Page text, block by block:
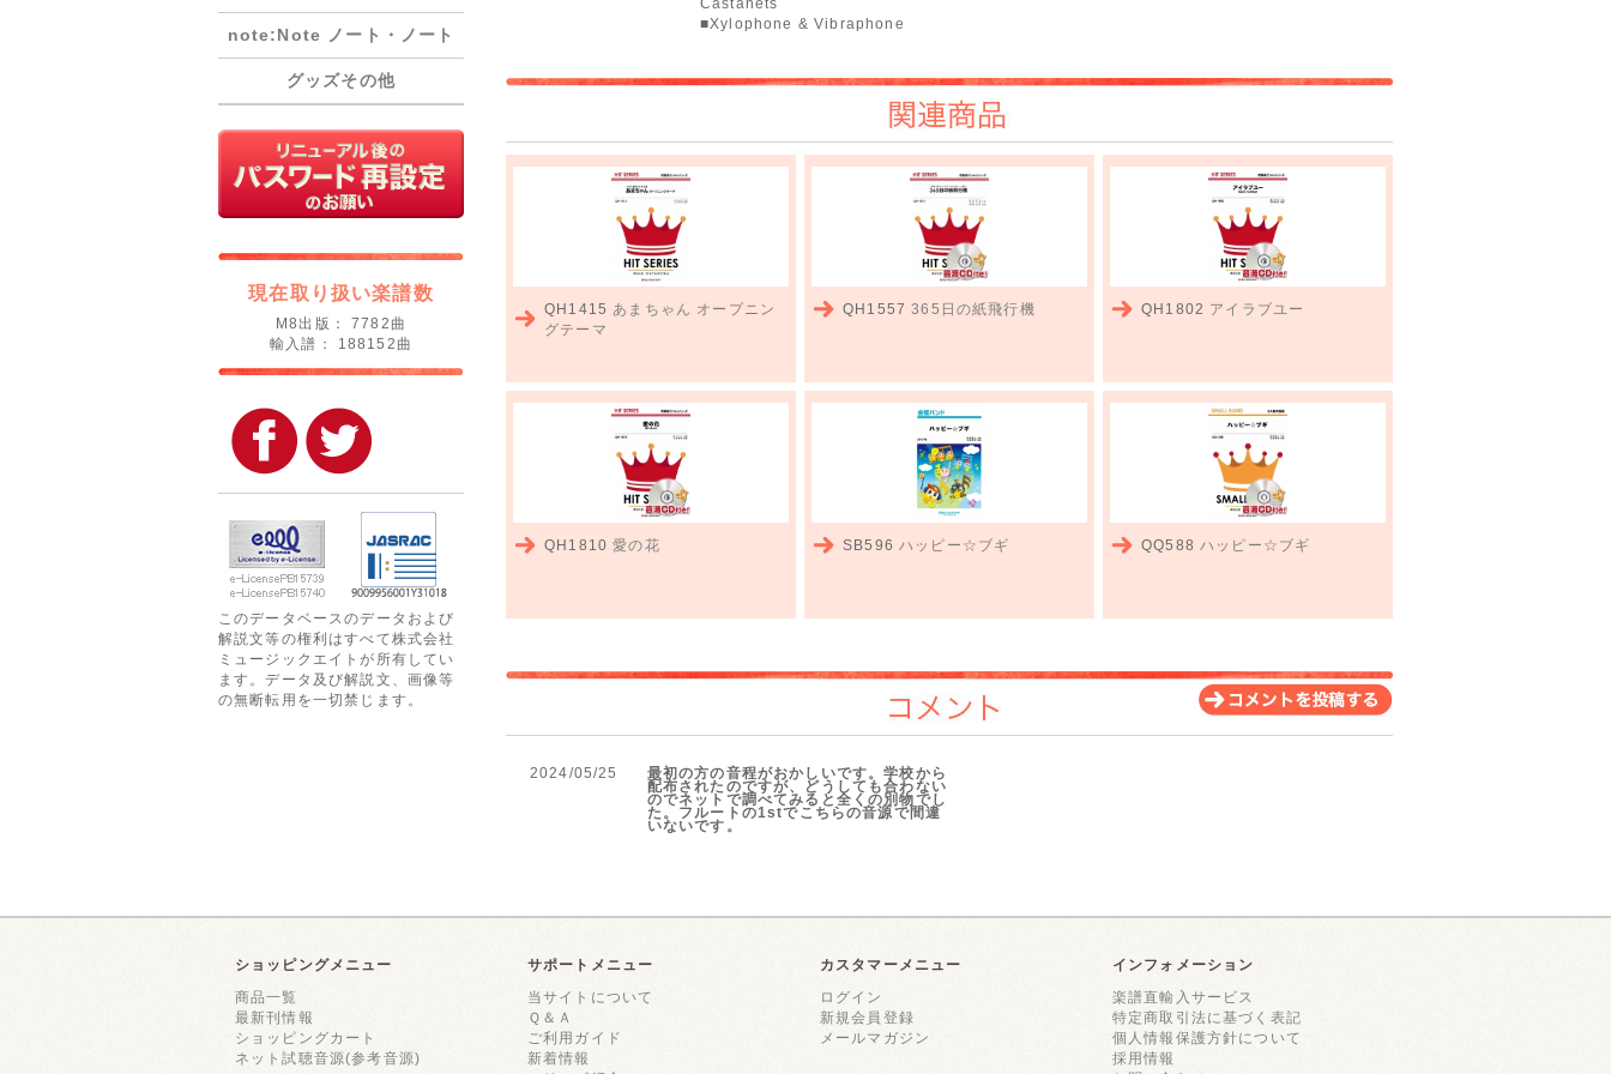
note:Note ノート・ノート
グッズその他
現在取り扱い楽譜数
M8出版： 7782曲
輸入譜： 188152曲
このデータベースのデータおよび
解説文等の権利はすべて株式会社
ミュージックエイトが所有してい
ます。データ及び解説文、画像等
の無断転用を一切禁じます。
■Xylophone & Vibraphone
関連商品
QH1415 あまちゃん オープニン
グテーマ
QH1557365日の紙飛行機 QH1802 アイラブユー
QH1810愛の花 SB596ハッピー☆ブギ QQ588ハッピー☆ブギ
コメント
2024/05/25
最初の方の音程がおかしいです。学校から
配布されたのですが、どうしても合わない
のでネットで調べてみると全くの別物でし
た。フルートの1stでこちらの音源で間違
いないです。
ショッピングメニュー
商品一覧
最新刊情報
ショッピングカート
ネット試聴音源(参考音源)
サポートメニュー
当サイトについて
Ｑ＆Ａ
ご利用ガイド
新着情報
カスタマーメニュー
ログイン
新規会員登録
メールマガジン
インフォメーション
楽譜直輸入サービス
特定商取引法に基づく表記
個人情報保護方針について
採用情報